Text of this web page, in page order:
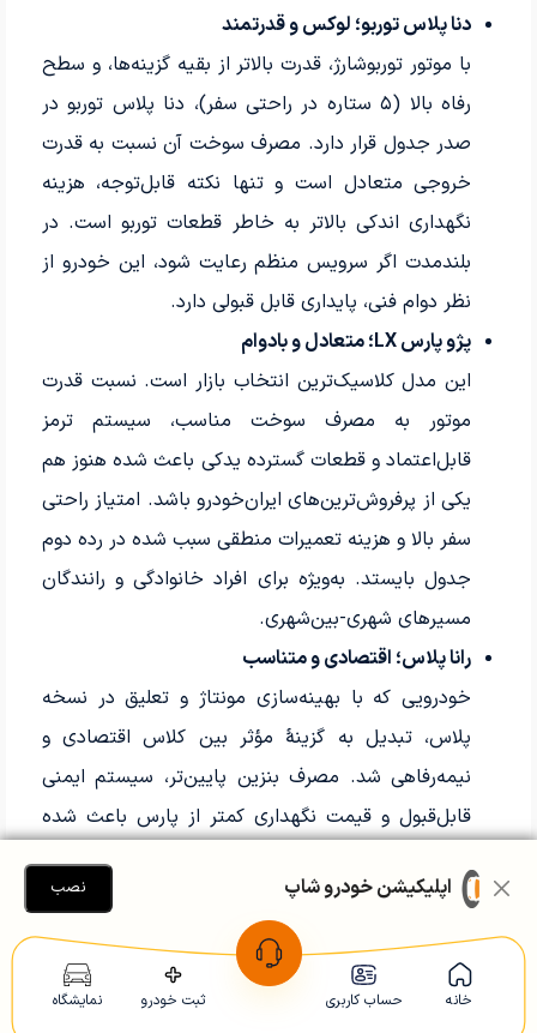
دنا پلاس توربو؛ لوکس و قدرتمند
با موتور توربوشارژ، قدرت بالاتر از بقیه گزینه‌ها، و سطح
رفاه بالا (۵ ستاره در راحتی سفر)، دنا پلاس توربو در
صدر جدول قرار دارد. مصرف سوخت آن نسبت به قدرت
خروجی متعادل است و تنها نکته قابل‌توجه، هزینه
نگهداری اندکی بالاتر به خاطر قطعات توربو است. در
بلندمدت اگر سرویس منظم رعایت شود، این خودرو از
نظر دوام فنی، پایداری قابل قبولی دارد.
پژو پارس LX؛ متعادل و بادوام
این مدل کلاسیک‌ترین انتخاب بازار است. نسبت قدرت
موتور به مصرف سوخت مناسب، سیستم ترمز
قابل‌اعتماد و قطعات گسترده یدکی باعث شده هنوز هم
یکی از پرفروش‌ترین‌های ایران‌خودرو باشد. امتیاز راحتی
سفر بالا و هزینه تعمیرات منطقی سبب شده در رده دوم
جدول بایستد. به‌ویژه برای افراد خانوادگی و رانندگان
مسیرهای شهری-بین‌شهری.
رانا پلاس؛ اقتصادی و متناسب
خودرویی که با بهینه‌سازی مونتاژ و تعلیق در نسخه
پلاس، تبدیل به گزینۀ مؤثر بین کلاس اقتصادی و
نیمه‌رفاهی شد. مصرف بنزین پایین‌تر، سیستم ایمنی
قابل‌قبول و قیمت نگهداری کمتر از پارس باعث شده
هندلینگ، پایداری آن از پژو ۲۰۶ سدان بهتر گزارش شده
است.
سایپا کوییک؛ شهری و مقرون‌به‌صرفه
خانه حساب کاربری ثبت خودرو نمایشگاه
اپلیکیشن خودرو شاپ نصب